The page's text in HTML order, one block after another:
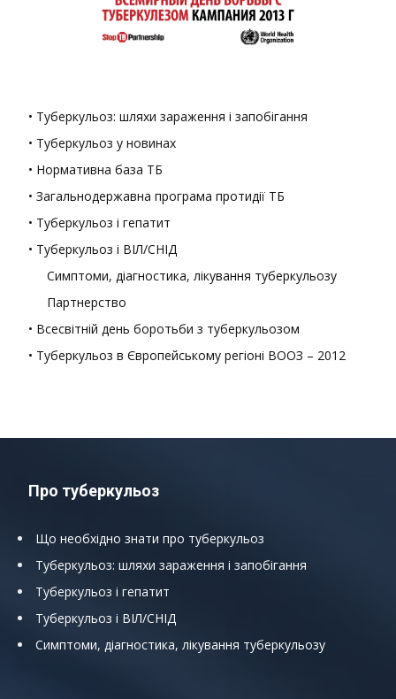
• Туберкульоз: шляхи зараження і запобігання
• Туберкульоз у новинах
• Нормативна база ТБ
• Загальнодержавна програма протидії ТБ
• Туберкульоз і гепатит
• Туберкульоз і ВІЛ/СНІД
Симптоми, діагностика, лікування туберкульозу
Партнерство
• Всесвітній день боротьби з туберкульозом
• Туберкульоз в Європейському регіоні ВООЗ – 2012
Про туберкульоз
Що необхідно знати про туберкульоз
Туберкульоз: шляхи зараження і запобігання
Туберкульоз і гепатит
Туберкульоз і ВІЛ/СНІД
Симптоми, діагностика, лікування туберкульозу